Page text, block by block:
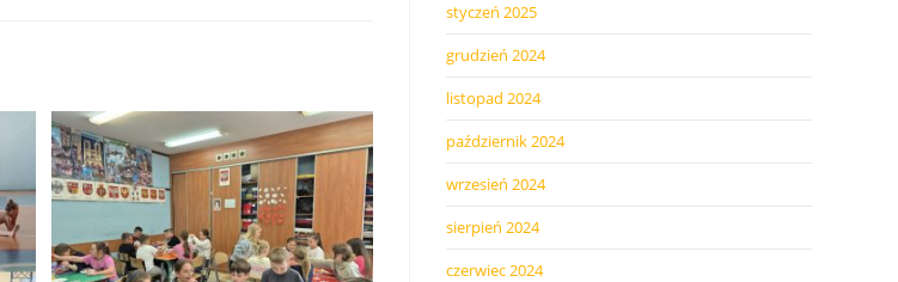
styczeń 2025
grudzień 2024
listopad 2024
październik 2024
wrzesień 2024
sierpień 2024
czerwiec 2024